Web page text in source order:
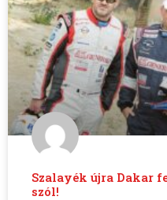
Szalayék újra Dakar
szól!